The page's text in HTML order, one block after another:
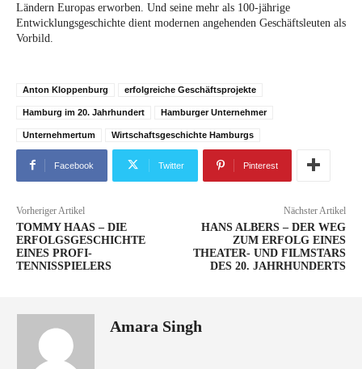
Ländern Europas erworben. Und seine mehr als 100-jährige
Entwicklungsgeschichte dient modernen angehenden Geschäftsleuten als
Vorbild.
Anton Kloppenburg erfolgreiche Geschäftsprojekte
Hamburg im 20. Jahrhundert Hamburger Unternehmer
Unternehmertum Wirtschaftsgeschichte Hamburgs
Facebook Twitter Pinterest
Vorheriger Artikel
TOMMY HAAS – DIE
ERFOLGSGESCHICHTE
EINES PROFI-
TENNISSPIELERS
Nächster Artikel
HANS ALBERS – DER WEG
ZUM ERFOLG EINES
THEATER- UND FILMSTARS
DES 20. JAHRHUNDERTS
Amara Singh